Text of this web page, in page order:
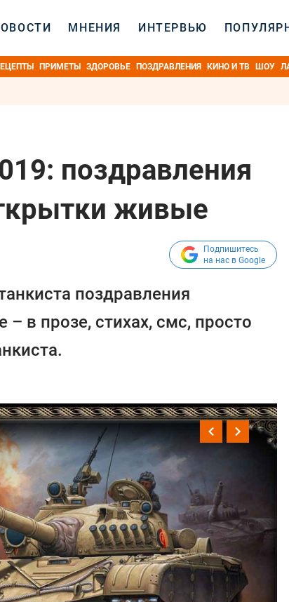
МНЕНИЯ ИНТЕРВЬЮ
ПРИМЕТЫ ЗДОРОВЬЕ ПОЗДРАВЛЕНИЯ КИНО И ТВ ШОУ
поздравления
живые
Подпишитесь
на нас в Google
поздравления
в прозе, стихах, смс, просто